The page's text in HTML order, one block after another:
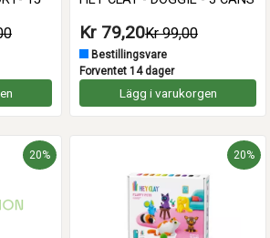
Kr 79,20Kr 99,00
Bestillingsvare
Forventet 14 dager
Lägg i varukorgen
20% 20%